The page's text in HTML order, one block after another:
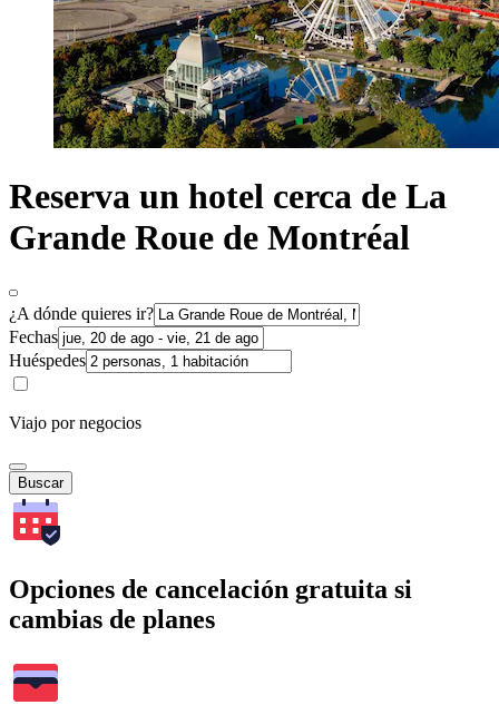
Reserva un hotel cerca de La
Grande Roue de Montréal
¿A dónde quieres ir?
Fechas
Huéspedes
Viajo por negocios
Buscar
Opciones de cancelación gratuita si
cambias de planes